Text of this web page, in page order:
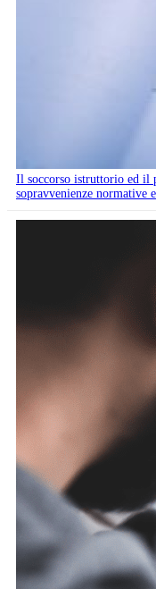
Il soccorso istruttorio ed il
sopravvenienze normative